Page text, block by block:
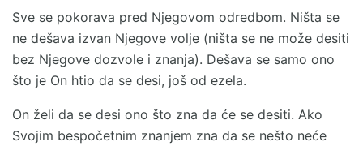
Sve se pokorava pred Njegovom odredbom. Ništa se
ne dešava izvan Njegove volje (ništa se ne može desiti
bez Njegove dozvole i znanja). Dešava se samo ono
što je On htio da se desi, još od ezela.
On želi da se desi ono što zna da će se desiti. Ako
Svojim bespočetnim znanjem zna da se nešto neće